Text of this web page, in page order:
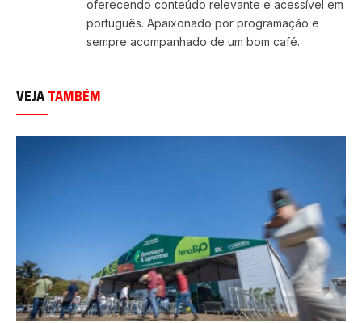
oferecendo conteúdo relevante e acessível em
português. Apaixonado por programação e
sempre acompanhado de um bom café.
VEJATAMBÉM